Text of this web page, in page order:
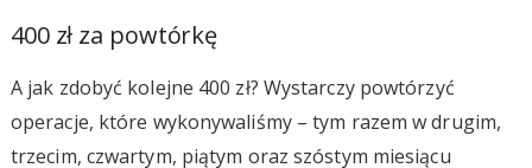
400 zł za powtórkę
A jak zdobyć kolejne 400 zł? Wystarczy powtórzyć
operacje, które wykonywaliśmy – tym razem w drugim,
trzecim, czwartym, piątym oraz szóstym miesiącu